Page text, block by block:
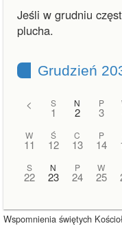
Jeśli w grudniu
plucha.
Grudzień
< S
1
N
2
P
3
W
11
Ś
12
C
13
P
14
S
22
N
23
P
24
W
25
Wspomnienia świętych